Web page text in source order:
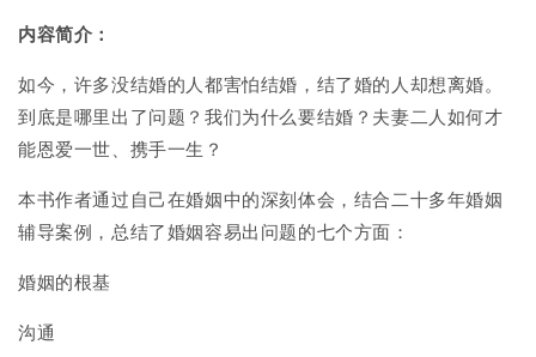
书
美
满
婚
实
用
手
册
The
美
满
婚
实
用
内容简介：
如今，许多没结婚的人都害怕结婚，结了婚的人却想离婚。
到底是哪里出了问题？我们为什么要结婚？夫妻二人如何才
能恩爱一世、携手一生？
本书作者通过自己在婚姻中的深刻体会，结合二十多年婚姻
辅导案例，总结了婚姻容易出问题的七个方面：
婚姻的根基
沟通